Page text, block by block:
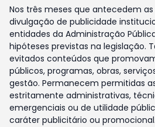
Nos três meses que antecedem
divulgação de publicidade
entidades da Administração
hipóteses previstas na legislação.
evitados conteúdos que
públicos, programas, obras,
gestão. Permanecem permitidas
estritamente administrativas,
emergenciais ou de utilidade
caráter publicitário ou promocional.